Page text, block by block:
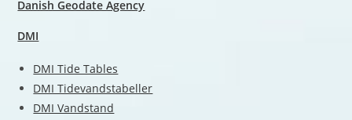
Danish Geodate Agency
DMI
DMI Tide Tables
DMI Tidevandstabeller
DMI Vandstand